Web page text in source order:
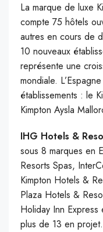
La marque de luxe
compte 75 hôtels
autres en cours de
10 nouveaux
représente une
mondiale.
établissements : le
Kimpton Aysla
IHG Hotels &
sous 8 marques en
Resorts Spas,
Kimpton Hotels &
Plaza Hotels &
Holiday Inn
plus de 13 en projet.